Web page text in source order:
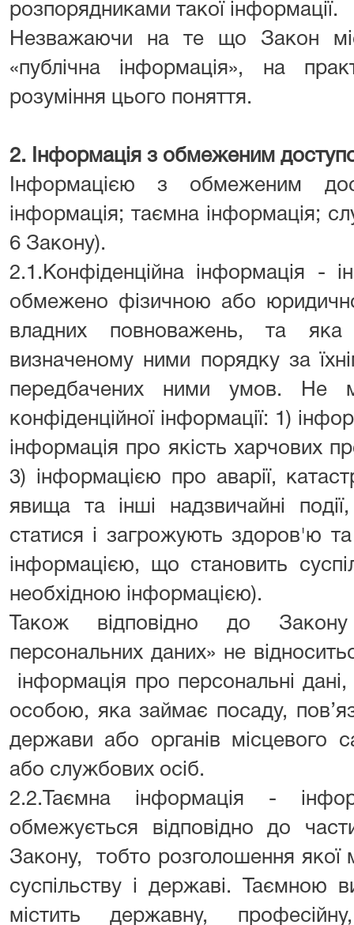
розпорядниками такої інформації.
Незважаючи на те що Закон
«публічна інформація», на
розуміння цього поняття.
2. Інформація з обмеженим
Інформацією з обмеженим
інформація; таємна інформація;
6 Закону).
2.1.Конфіденційна інформація -
обмежено фізичною або
владних повноважень, та
визначеному ними порядку за
передбачених ними умов. Не
конфіденційної інформації: 1)
інформація про якість харчових
3) інформацією про аварії,
явища та інші надзвичайні
статися і загрожують здоров'ю
інформацією, що становить
необхідною інформацією).
Також відповідно до
персональних даних» не
інформація про персональні
особою, яка займає посаду,
держави або органів місцевого
або службових осіб.
2.2.Таємна інформація -
обмежується відповідно до
Закону, тобто розголошення
суспільству і державі. Таємною
містить державну,